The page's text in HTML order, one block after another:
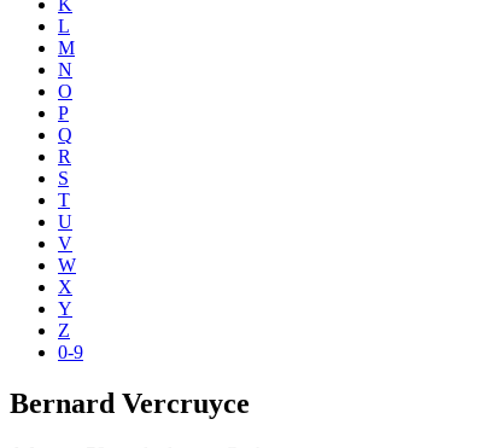
L
M
N
O
P
Q
R
S
T
U
V
W
X
Y
Z
0-9
Bernard Vercruyce